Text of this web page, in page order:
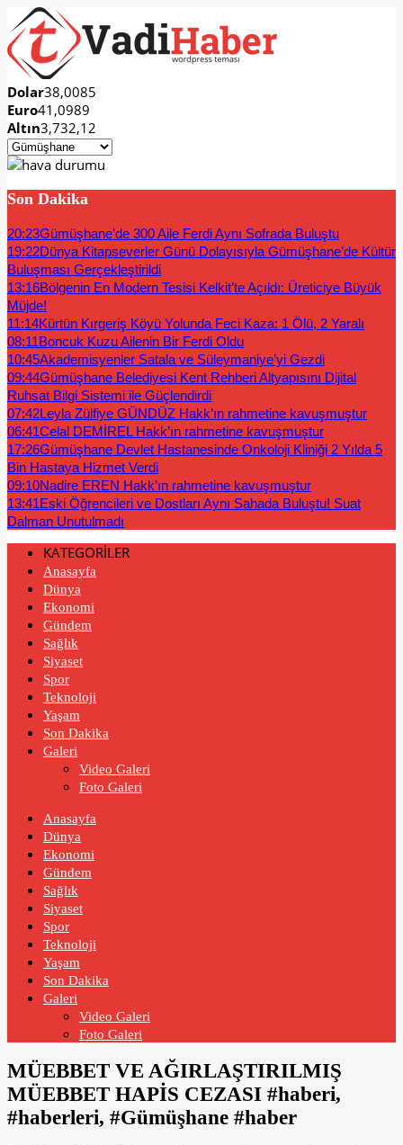
Dolar38,0085
Euro41,0989
Altın3,732,12
Son Dakika
20:23Gümüşhane’de 300 Aile Ferdi Aynı Sofrada Buluştu
19:22Dünya Kitapseverler Günü Dolayısıyla Gümüşhane’de Kültür
Buluşması Gerçekleştirildi
13:16Bölgenin En Modern Tesisi Kelkit’te Açıldı: Üreticiye Büyük
Müjde!
11:14Kürtün Kırgeriş Köyü Yolunda Feci Kaza: 1 Ölü, 2 Yaralı
08:11Boncuk Kuzu Ailenin Bir Ferdi Oldu
10:45Akademisyenler Satala ve Süleymaniye’yi Gezdi
09:44Gümüşhane Belediyesi Kent Rehberi Altyapısını Dijital
Ruhsat Bilgi Sistemi ile Güçlendirdi
07:42Leyla Zülfiye GÜNDÜZ Hakk’ın rahmetine kavuşmuştur
06:41Celal DEMİREL Hakk’ın rahmetine kavuşmuştur
17:26Gümüşhane Devlet Hastanesinde Onkoloji Kliniği 2 Yılda 5
Bin Hastaya Hizmet Verdi
09:10Nadire EREN Hakk’ın rahmetine kavuşmuştur
13:41Eski Öğrencileri ve Dostları Aynı Sahada Buluştu! Suat
Dalman Unutulmadı
KATEGORİLER
Anasayfa
Dünya
Ekonomi
Gündem
Sağlık
Siyaset
Spor
Teknoloji
Yaşam
Son Dakika
Galeri
Video Galeri
Foto Galeri
Anasayfa
Dünya
Ekonomi
Gündem
Sağlık
Siyaset
Spor
Teknoloji
Yaşam
Son Dakika
Galeri
Video Galeri
Foto Galeri
MÜEBBET VE AĞIRLAŞTIRILMIŞ
MÜEBBET HAPİS CEZASI #haberi,
#haberleri, #Gümüşhane #haber